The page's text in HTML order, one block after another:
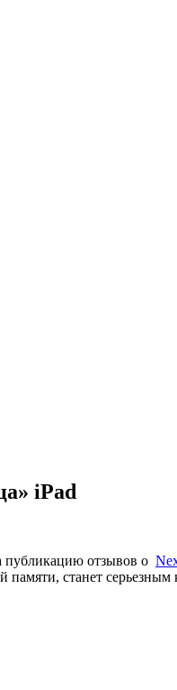
iPad
публикацию отзывов о
станет серьезным